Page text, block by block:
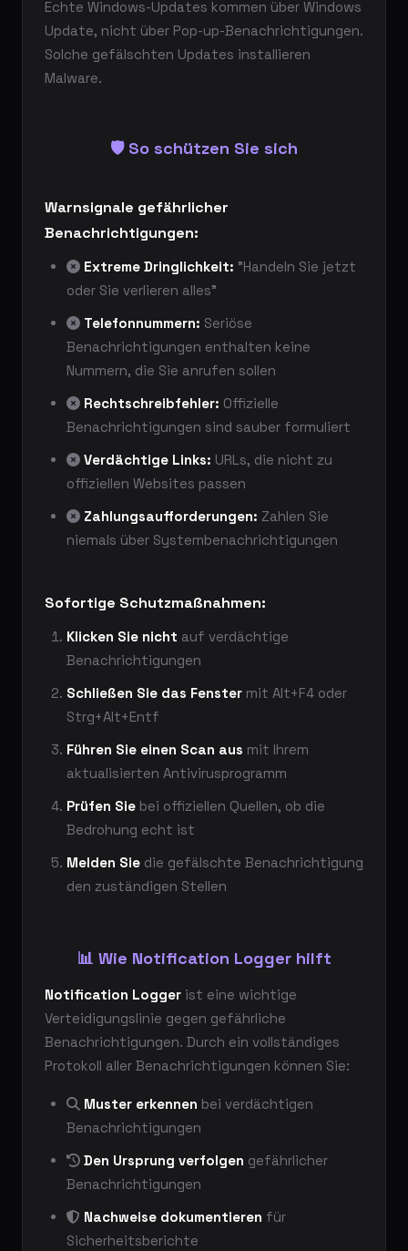
Echte Windows-Updates kommen über Windows
Update, nicht über Pop-up-Benachrichtigungen.
Solche gefälschten Updates installieren
Malware.
🛡️ So schützen Sie sich
Warnsignale gefährlicher
Benachrichtigungen:
Extreme Dringlichkeit: "Handeln Sie jetzt
oder Sie verlieren alles"
Telefonnummern: Seriöse
Benachrichtigungen enthalten keine
Nummern, die Sie anrufen sollen
Rechtschreibfehler: Offizielle
Benachrichtigungen sind sauber formuliert
Verdächtige Links: URLs, die nicht zu
offiziellen Websites passen
Zahlungsaufforderungen: Zahlen Sie
niemals über Systembenachrichtigungen
Sofortige Schutzmaßnahmen:
Klicken Sie nicht auf verdächtige
Benachrichtigungen
Schließen Sie das Fenster mit Alt+F4 oder
Strg+Alt+Entf
Führen Sie einen Scan aus mit Ihrem
aktualisierten Antivirusprogramm
Prüfen Sie bei offiziellen Quellen, ob die
Bedrohung echt ist
Melden Sie die gefälschte Benachrichtigung
den zuständigen Stellen
📊 Wie Notification Logger hilft
Notification Logger ist eine wichtige
Verteidigungslinie gegen gefährliche
Benachrichtigungen. Durch ein vollständiges
Protokoll aller Benachrichtigungen können Sie:
Muster erkennen bei verdächtigen
Benachrichtigungen
Den Ursprung verfolgen gefährlicher
Benachrichtigungen
Nachweise dokumentieren für
Sicherheitsberichte